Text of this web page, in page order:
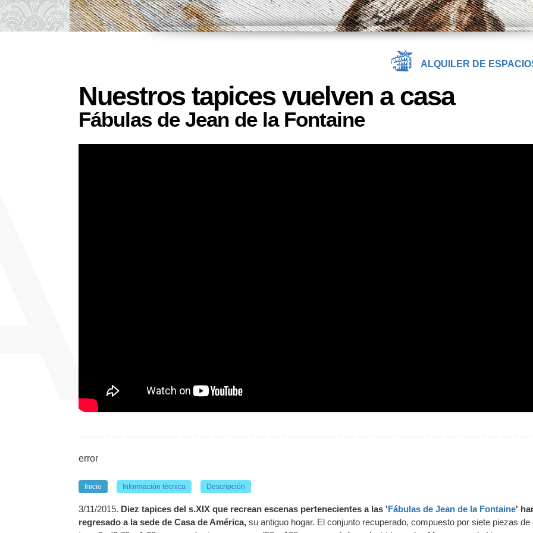
ALQUILER DE
Nuestros tapices vuelven a casa
Fábulas de Jean de la Fontaine
error
Inicio Información técnica Descripción
3/11/2015. Diez tapices del s.XIX que recrean escenas pertenecientes a las 'Fábulas de Jean de la Fontaine'
regresado a la sede de Casa de América, su antiguo hogar. El conjunto recuperado, compuesto por siete piezas de